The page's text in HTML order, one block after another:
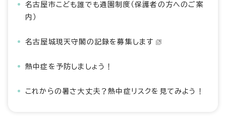
名古屋市こども誰でも通園制度（保護者の方へのご案
内）
名古屋城現天守閣の記録を募集します
熱中症を予防しましょう！
これからの暑さ大丈夫？熱中症リスクを見てみよう！